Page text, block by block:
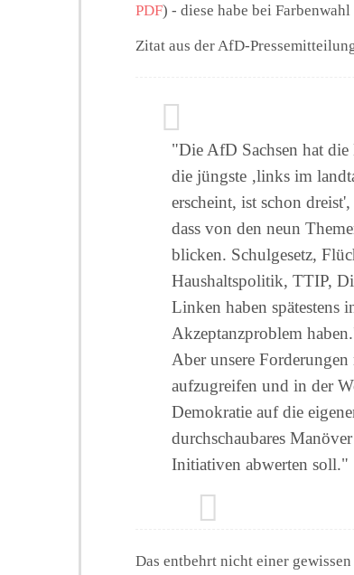
PDF) - diese habe bei
Zitat aus der AfD-
"Die AfD Sachsen hat
die jüngste ‚links im
erscheint, ist schon
dass von den neun
blicken. Schulgesetz,
Haushaltspolitik, TTIP,
Linken haben spätestens
Akzeptanzproblem
Aber unsere
aufzugreifen und in der
Demokratie auf die
durchschaubares
Initiativen abwerten soll."
Das entbehrt nicht einer